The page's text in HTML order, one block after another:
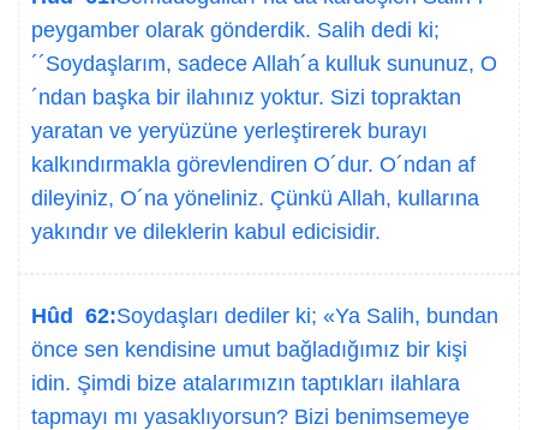
peygamber olarak gönderdik. Salih dedi ki;
´´Soydaşlarım, sadece Allah´a kulluk sununuz, O
´ndan başka bir ilahınız yoktur. Sizi topraktan
yaratan ve yeryüzüne yerleştirerek burayı
kalkındırmakla görevlendiren O´dur. O´ndan af
dileyiniz, O´na yöneliniz. Çünkü Allah, kullarına
yakındır ve dileklerin kabul edicisidir.
Hûd 62:Soydaşları dediler ki; «Ya Salih, bundan
önce sen kendisine umut bağladığımız bir kişi
idin. Şimdi bize atalarımızın taptıkları ilahlara
tapmayı mı yasaklıyorsun? Bizi benimsemeye